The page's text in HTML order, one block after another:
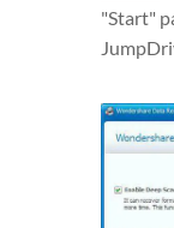
"Start"